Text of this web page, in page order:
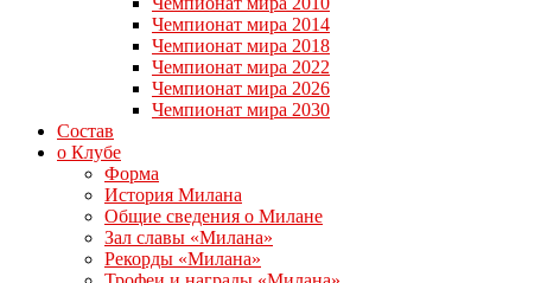
Чемпионат мира 2014
Чемпионат мира 2018
Чемпионат мира 2022
Чемпионат мира 2026
Чемпионат мира 2030
Состав
о Клубе
Форма
История Милана
Общие сведения о Милане
Зал славы «Милана»
Рекорды «Милана»